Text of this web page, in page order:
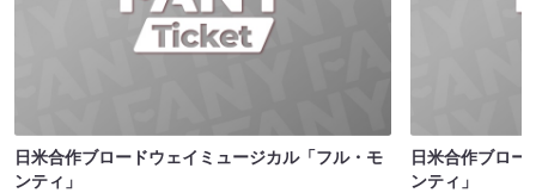
日米合作ブロードウェイミュージカル「フル・モ
ンティ」
日米合作ブロー
ンティ」